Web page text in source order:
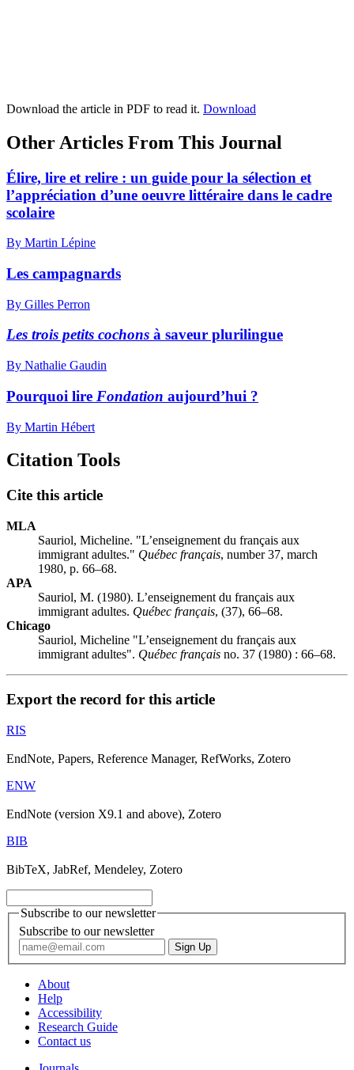
Download the article in PDF to read it. Download
Other Articles From This Journal
Élire, lire et relire : un guide pour la sélection et
l’appréciation d’une oeuvre littéraire dans le cadre
scolaire
By Martin Lépine
Les campagnards
By Gilles Perron
Les trois petits cochons à saveur plurilingue
By Nathalie Gaudin
Pourquoi lire Fondation aujourd’hui ?
By Martin Hébert
Citation Tools
Cite this article
MLA
Sauriol, Micheline. "L’enseignement du français aux
immigrant adultes." Québec français, number 37, march
1980, p. 66–68.
APA
Sauriol, M. (1980). L’enseignement du français aux
immigrant adultes. Québec français, (37), 66–68.
Chicago
Sauriol, Micheline "L’enseignement du français aux
immigrant adultes". Québec français no. 37 (1980) : 66–68.
Export the record for this article
RIS
EndNote, Papers, Reference Manager, RefWorks, Zotero
ENW
EndNote (version X9.1 and above), Zotero
BIB
BibTeX, JabRef, Mendeley, Zotero
Subscribe to our newsletter
Subscribe to our newsletter
About
Help
Accessibility
Research Guide
Contact us